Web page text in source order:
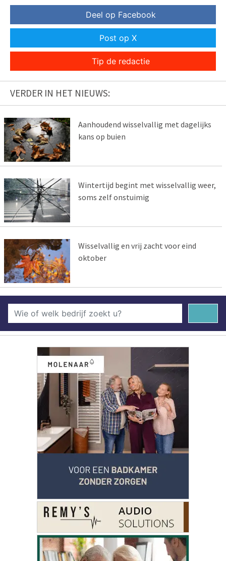
Deel op Facebook
Post op X
Tip de redactie
VERDER IN HET NIEUWS:
Aanhoudend wisselvallig met dagelijks
kans op buien
Wintertijd begint met wisselvallig weer,
soms zelf onstuimig
Wisselvallig en vrij zacht voor eind
oktober